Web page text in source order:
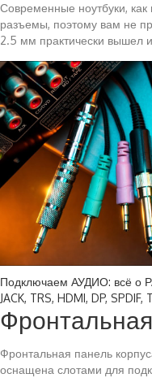
Современные ноутбуки,
разъемы, поэтому вам не
2.5 мм практически вышел
Подключаем АУДИО: всё о
JACK, TRS, HDMI, DP,
Фронтальная панель
оснащена слотами для